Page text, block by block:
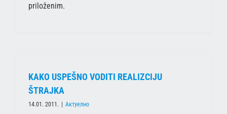
priloženim.
KAKO USPEŠNO VODITI REALIZCIJU
ŠTRAJKA
14.01. 2011. Актуелно